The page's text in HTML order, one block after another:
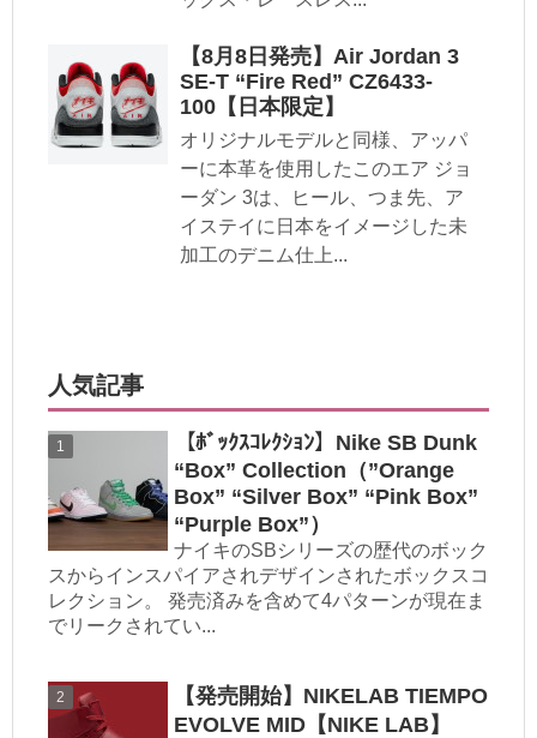
【8月8日発売】Air Jordan 3
SE-T “Fire Red” CZ6433-
100【日本限定】
オリジナルモデルと同様、アッパ
ーに本革を使用したこのエア ジョ
ーダン 3は、ヒール、つま先、ア
イステイに日本をイメージした未
加工のデニム仕上...
人気記事
【ﾎﾞｯｸｽｺﾚｸｼｮﾝ】Nike SB Dunk
“Box” Collection（”Orange
Box” “Silver Box” “Pink Box”
“Purple Box”）
ナイキのSBシリーズの歴代のボック
スからインスパイアされデザインされたボックスコ
レクション。 発売済みを含めて4パターンが現在ま
でリークされてい...
【発売開始】NIKELAB TIEMPO
EVOLVE MID【NIKE LAB】